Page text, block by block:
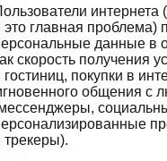
интернета
это главная проблема)
данные в
скорость получения
гостиниц, покупки в
общения с
трекеры).